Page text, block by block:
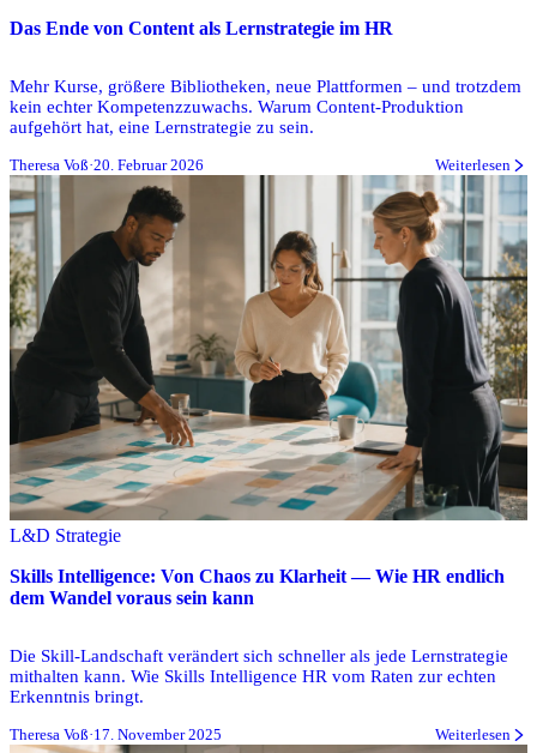
Das Ende von Content als Lernstrategie im HR
Mehr Kurse, größere Bibliotheken, neue Plattformen – und trotzdem
kein echter Kompetenzzuwachs. Warum Content-Produktion
aufgehört hat, eine Lernstrategie zu sein.
Theresa Voß·20. Februar 2026 Weiterlesen
L&D Strategie
Skills Intelligence: Von Chaos zu Klarheit — Wie HR endlich
dem Wandel voraus sein kann
Die Skill-Landschaft verändert sich schneller als jede Lernstrategie
mithalten kann. Wie Skills Intelligence HR vom Raten zur echten
Erkenntnis bringt.
Theresa Voß·17. November 2025 Weiterlesen